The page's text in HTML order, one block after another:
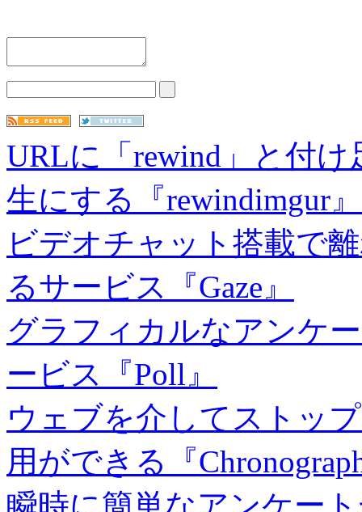
URLに「rewind」と付
生にする『rewindimgur』
ビデオチャット搭載で
るサービス『Gaze』
グラフィカルなアンケ
ービス『Poll』
ウェブを介してストッ
用ができる『
瞬時に簡単なアンケー